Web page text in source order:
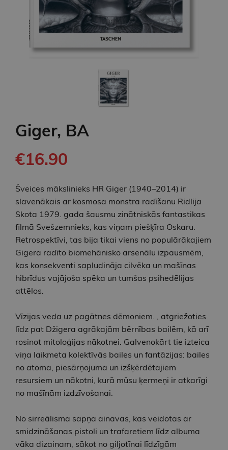
Giger, BA
€16.90
Šveices mākslinieks HR Giger (1940–2014) ir
slavenākais ar kosmosa monstra radīšanu Ridlija
Skota 1979. gada šausmu zinātniskās fantastikas
filmā Svešzemnieks, kas viņam piešķīra Oskaru.
Retrospektīvi, tas bija tikai viens no populārākajiem
Gigera radīto biomehānisko arsenālu izpausmēm,
kas konsekventi sapludināja cilvēka un mašīnas
hibrīdus vajājoša spēka un tumšas psihedēlijas
attēlos.
Vīzijas veda uz pagātnes dēmoniem. , atgriežoties
līdz pat Džigera agrākajām bērnības bailēm, kā arī
rosinot mitoloģijas nākotnei. Galvenokārt tie izteica
viņa laikmeta kolektīvās bailes un fantāzijas: bailes
no atoma, piesārņojuma un izšķērdētajiem
resursiem un nākotni, kurā mūsu ķermeņi ir atkarīgi
no mašīnām izdzīvošanai.
No sirreālisma sapņa ainavas, kas veidotas ar
smidzināšanas pistoli un trafaretiem līdz albuma
vāka dizainam, sākot no giljotīnai līdzīgām